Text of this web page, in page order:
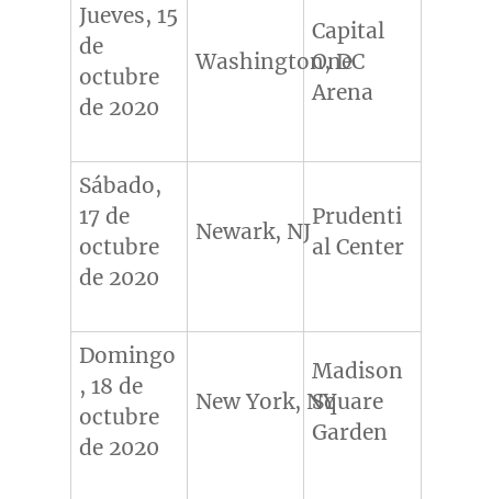
Jueves, 15
de
octubre
de 2020
Washington, DC
Capital
One
Arena
Sábado,
17 de
octubre
de 2020
Newark, NJ
Prudenti
al Center
Domingo
, 18 de
octubre
de 2020
New York, NY
Madison
Square
Garden